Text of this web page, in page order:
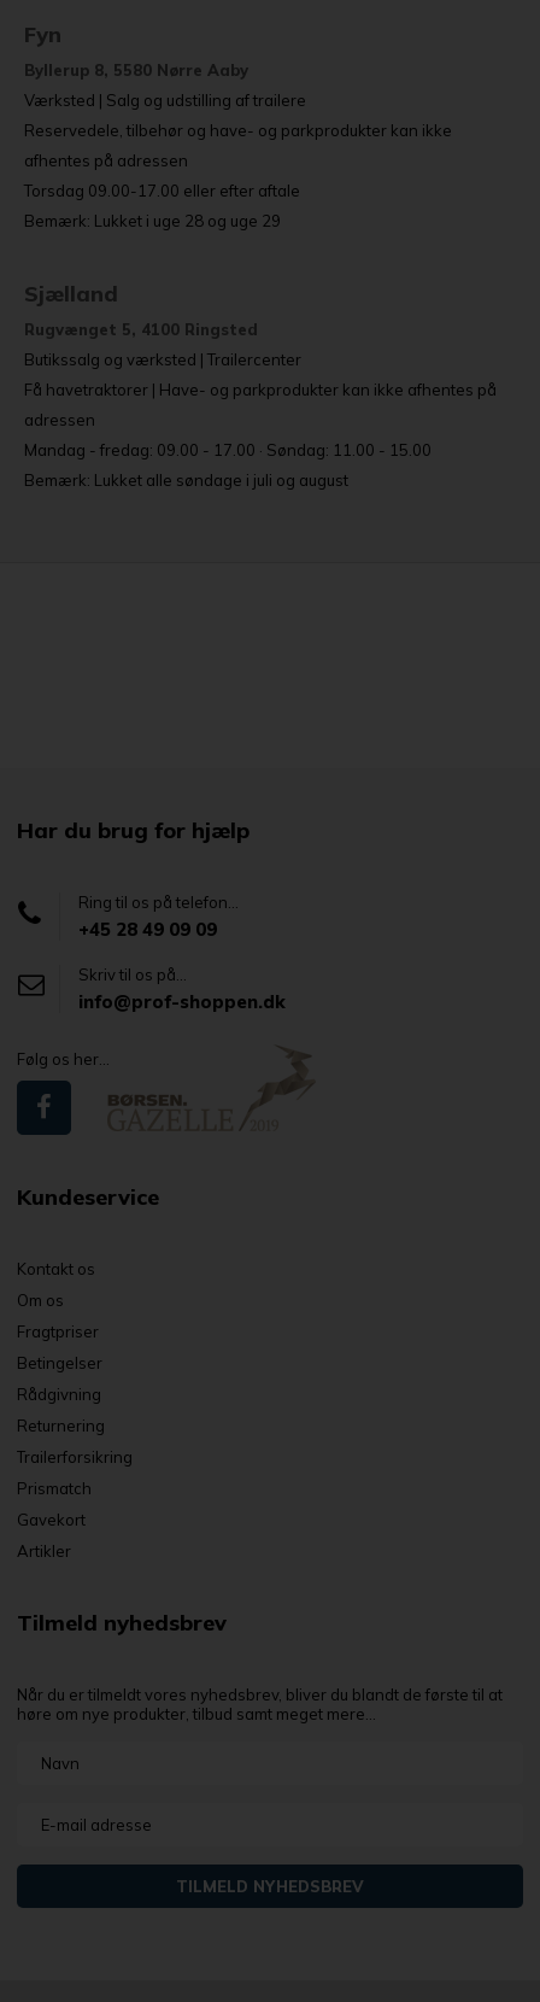
Fyn
Byllerup 8, 5580 Nørre Aaby
Værksted | Salg og udstilling af trailere
Reservedele, tilbehør og have- og parkprodukter kan ikke
afhentes på adressen
Torsdag 09.00-17.00 eller efter aftale
Bemærk: Lukket i uge 28 og uge 29
Sjælland
Rugvænget 5, 4100 Ringsted
Butikssalg og værksted | Trailercenter
Få havetraktorer | Have- og parkprodukter kan ikke afhentes på
adressen
Mandag - fredag: 09.00 - 17.00 · Søndag: 11.00 - 15.00
Bemærk: Lukket alle søndage i juli og august
Har du brug for hjælp
Ring til os på telefon...
+45 28 49 09 09
Skriv til os på...
info@prof-shoppen.dk
Følg os her...
Kundeservice
Kontakt os
Om os
Fragtpriser
Betingelser
Rådgivning
Returnering
Trailerforsikring
Prismatch
Gavekort
Artikler
Tilmeld nyhedsbrev
Når du er tilmeldt vores nyhedsbrev, bliver du blandt de første til at
høre om nye produkter, tilbud samt meget mere...